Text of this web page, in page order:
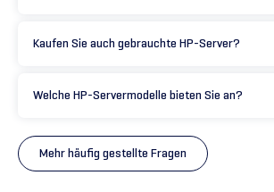
Kaufen Sie auch gebrauchte HP-Server?
Welche HP-Servermodelle bieten Sie an?
Mehr häufig gestellte Fragen